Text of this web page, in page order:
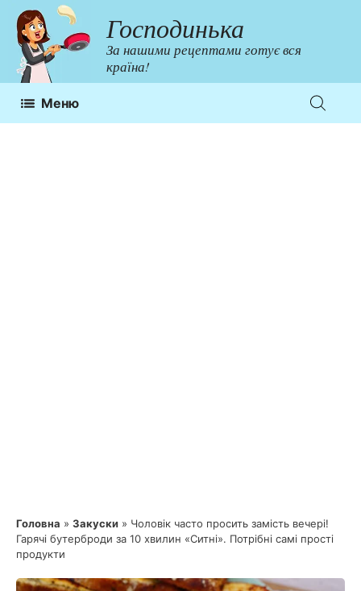
Перейти
до
контенту
Господинька
За нашими рецептами готує вся
країна!
Меню
Головна » Закуски » Чоловік часто просить замість вечері!
Гарячі бутерброди за 10 хвилин «Ситні». Потрібні самі прості
продукти